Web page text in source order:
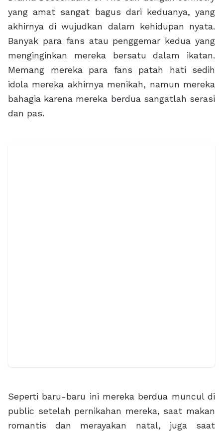
yang amat sangat bagus dari keduanya, yang
akhirnya di wujudkan dalam kehidupan nyata.
Banyak para fans atau penggemar kedua yang
menginginkan mereka bersatu dalam ikatan.
Memang mereka para fans patah hati sedih
idola mereka akhirnya menikah, namun mereka
bahagia karena mereka berdua sangatlah serasi
dan pas.
Seperti baru-baru ini mereka berdua muncul di
public setelah pernikahan mereka, saat makan
romantis dan merayakan natal, juga saat